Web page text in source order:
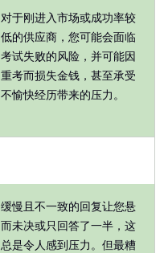
对于刚进入市场或成功率较
低的供应商，您可能会面临
考试失败的风险，并可能因
重考而损失金钱，甚至承受
不愉快经历带来的压力。
缓慢且不一致的回复让您悬
而未决或只回答了一半，这
总是令人感到压力。但最糟